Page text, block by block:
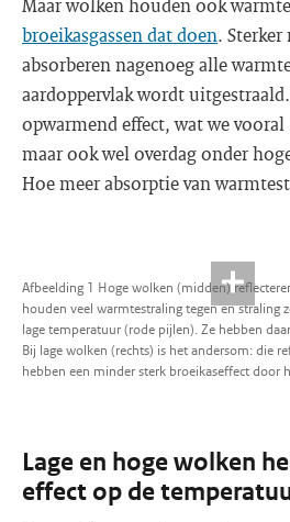
Maar wolken houden ook
broeikasgassen dat doen.
absorberen nagenoeg alle
aardoppervlak wordt
opwarmend effect, wat we
maar ook wel overdag onder
Hoe meer absorptie van
Afbeelding 1 Hoge wolken (midden)
houden veel warmtestraling tegen en straling
lage temperatuur (rode pijlen). Ze hebben
Bij lage wolken (rechts) is het andersom: die
hebben een minder sterk broeikaseffect door
Lage en hoge wolken
effect op de